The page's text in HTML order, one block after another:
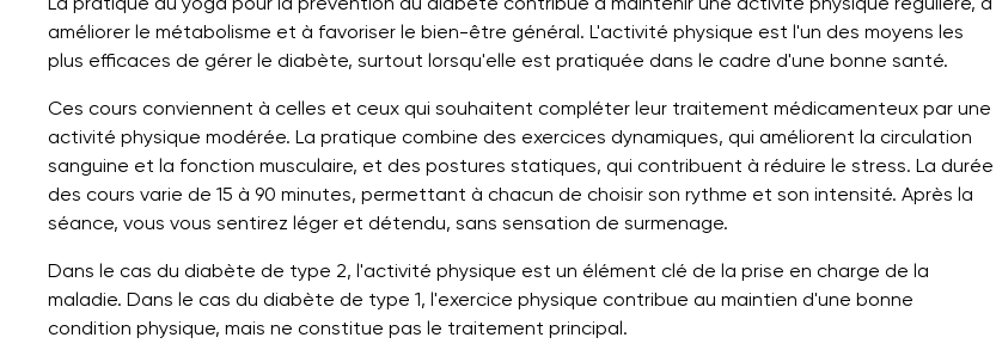
améliorer le métabolisme et à favoriser le bien-être général. L'activité physique est l'un des moyens les
plus efficaces de gérer le diabète, surtout lorsqu'elle est pratiquée dans le cadre d'une bonne santé.
Ces cours conviennent à celles et ceux qui souhaitent compléter leur traitement médicamenteux par une
activité physique modérée. La pratique combine des exercices dynamiques, qui améliorent la circulation
sanguine et la fonction musculaire, et des postures statiques, qui contribuent à réduire le stress. La durée
des cours varie de 15 à 90 minutes, permettant à chacun de choisir son rythme et son intensité. Après la
séance, vous vous sentirez léger et détendu, sans sensation de surmenage.
Dans le cas du diabète de type 2, l'activité physique est un élément clé de la prise en charge de la
maladie. Dans le cas du diabète de type 1, l'exercice physique contribue au maintien d'une bonne
condition physique, mais ne constitue pas le traitement principal.